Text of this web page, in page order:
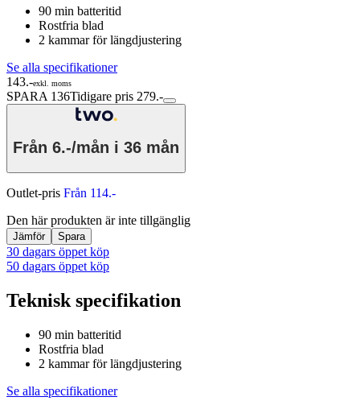
90 min batteritid
Rostfria blad
2 kammar för längdjustering
Se alla specifikationer
143.-exkl. moms
SPARA 136Tidigare pris 279.-
Från 6.-/mån i 36 mån
Outlet-pris Från 114.-
Den här produkten är inte tillgänglig
Jämför Spara
30 dagars öppet köp
50 dagars öppet köp
Teknisk specifikation
90 min batteritid
Rostfria blad
2 kammar för längdjustering
Se alla specifikationer